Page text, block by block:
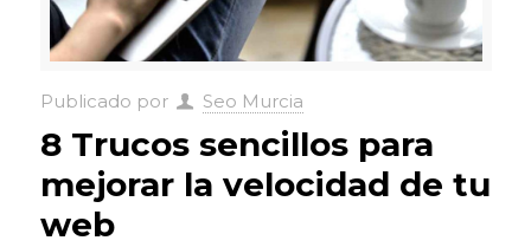
Publicado por Seo Murcia
8 Trucos sencillos para
mejorar la velocidad de tu
web